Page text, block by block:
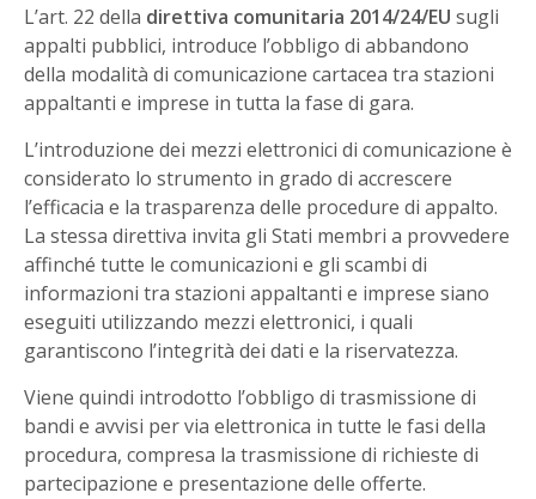
L’art. 22 della direttiva comunitaria 2014/24/EU sugli
appalti pubblici, introduce l’obbligo di abbandono
della modalità di comunicazione cartacea tra stazioni
appaltanti e imprese in tutta la fase di gara.
L’introduzione dei mezzi elettronici di comunicazione è
considerato lo strumento in grado di accrescere
l’efficacia e la trasparenza delle procedure di appalto.
La stessa direttiva invita gli Stati membri a provvedere
affinché tutte le comunicazioni e gli scambi di
informazioni tra stazioni appaltanti e imprese siano
eseguiti utilizzando mezzi elettronici, i quali
garantiscono l’integrità dei dati e la riservatezza.
Viene quindi introdotto l’obbligo di trasmissione di
bandi e avvisi per via elettronica in tutte le fasi della
procedura, compresa la trasmissione di richieste di
partecipazione e presentazione delle offerte.